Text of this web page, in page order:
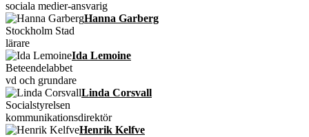
sociala medier-ansvarig
Hanna Garberg
Stockholm Stad
lärare
Ida Lemoine
Beteendelabbet
vd och grundare
Linda Corsvall
Socialstyrelsen
kommunikationsdirektör
Henrik Kelfve